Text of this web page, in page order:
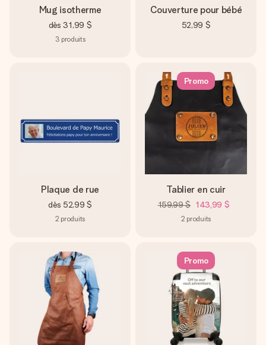
Mug isotherme
dès 31,99 $
3 produits
Couverture pour bébé
52,99 $
Plaque de rue
dès 52,99 $
2 produits
Promo
Tablier en cuir
159,99 $ 143,99 $
2 produits
Promo